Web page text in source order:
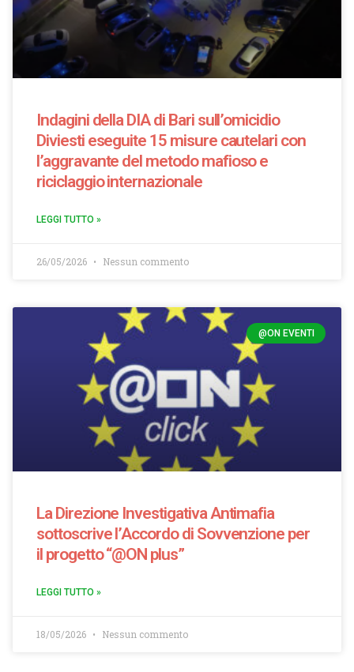
Indagini della DIA di Bari sull’omicidio
Diviesti eseguite 15 misure cautelari con
l’aggravante del metodo mafioso e
riciclaggio internazionale
LEGGI TUTTO »
26/05/2026 Nessun commento
@ON EVENTI
La Direzione Investigativa Antimafia
sottoscrive l’Accordo di Sovvenzione per
il progetto “@ON plus”
LEGGI TUTTO »
18/05/2026 Nessun commento